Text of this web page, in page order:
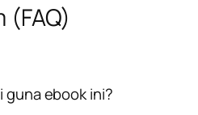
(FAQ)
guna ebook ini?